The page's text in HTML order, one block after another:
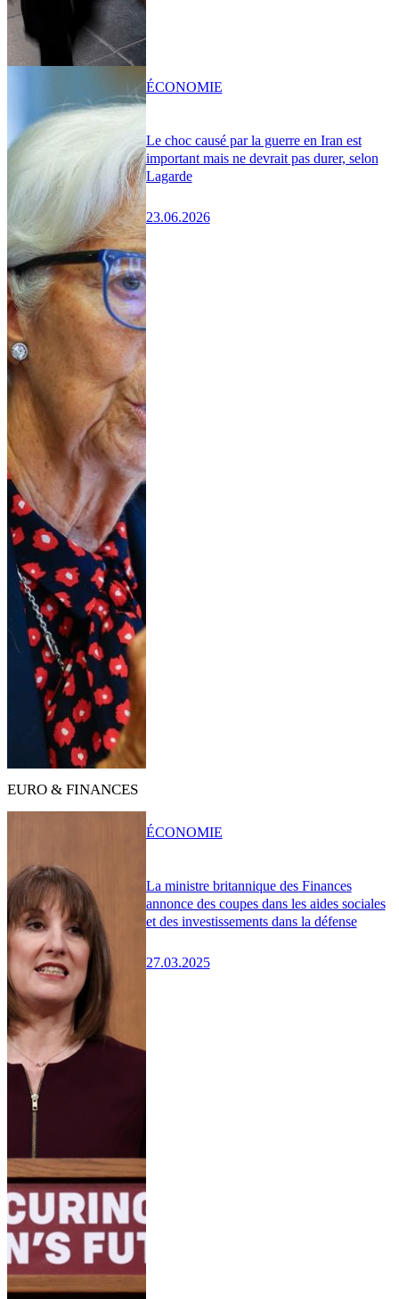
Le choc causé par la guerre en Iran est
important mais ne devrait pas durer, selon
Lagarde
23.06.2026
ÉCONOMIE
EURO & FINANCES
La ministre britannique des Finances
annonce des coupes dans les aides sociales
et des investissements dans la défense
27.03.2025
ÉCONOMIE